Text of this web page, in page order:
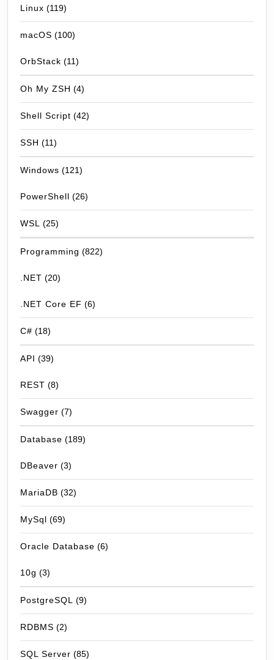
Linux (119)
macOS (100)
OrbStack (11)
Oh My ZSH (4)
Shell Script (42)
SSH (11)
Windows (121)
PowerShell (26)
WSL (25)
Programming (822)
.NET (20)
.NET Core EF (6)
C# (18)
API (39)
REST (8)
Swagger (7)
Database (189)
DBeaver (3)
MariaDB (32)
MySql (69)
Oracle Database (6)
10g (3)
PostgreSQL (9)
RDBMS (2)
SQL Server (85)